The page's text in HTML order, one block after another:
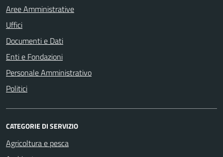
Aree Amministrative
Uffici
Documenti e Dati
Enti e Fondazioni
Personale Amministrativo
Politici
CATEGORIE DI SERVIZIO
Agricoltura e pesca